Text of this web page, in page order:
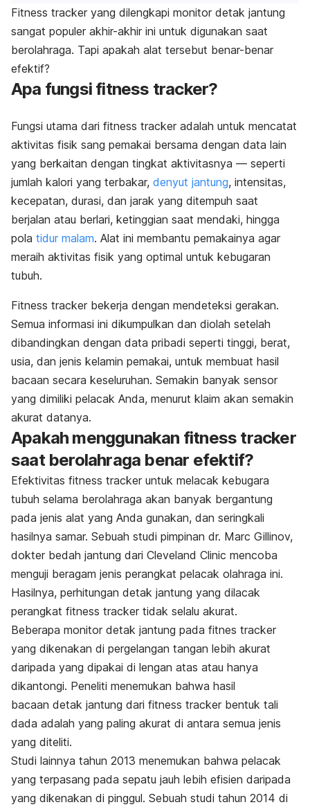
Fitness tracker yang dilengkapi monitor detak jantung
sangat populer akhir-akhir ini untuk digunakan saat
berolahraga. Tapi apakah alat tersebut benar-benar
efektif?
Apa fungsi fitness tracker?
Fungsi utama dari fitness tracker adalah untuk mencatat
aktivitas fisik sang pemakai bersama dengan data lain
yang berkaitan dengan tingkat aktivitasnya — seperti
jumlah kalori yang terbakar, denyut jantung, intensitas,
kecepatan, durasi, dan jarak yang ditempuh saat
berjalan atau berlari, ketinggian saat mendaki, hingga
pola tidur malam. Alat ini membantu pemakainya agar
meraih aktivitas fisik yang optimal untuk kebugaran
tubuh.
Fitness tracker bekerja dengan mendeteksi gerakan.
Semua informasi ini dikumpulkan dan diolah setelah
dibandingkan dengan data pribadi seperti tinggi, berat,
usia, dan jenis kelamin pemakai, untuk membuat hasil
bacaan secara keseluruhan. Semakin banyak sensor
yang dimiliki pelacak Anda, menurut klaim akan semakin
akurat datanya.
Apakah menggunakan fitness tracker
saat berolahraga benar efektif?
Efektivitas fitness tracker untuk melacak kebugara
tubuh selama berolahraga akan banyak bergantung
pada jenis alat yang Anda gunakan, dan seringkali
hasilnya samar. Sebuah studi pimpinan dr. Marc Gillinov,
dokter bedah jantung dari Cleveland Clinic mencoba
menguji beragam jenis perangkat pelacak olahraga ini.
Hasilnya, perhitungan detak jantung yang dilacak
perangkat fitness tracker tidak selalu akurat.
Beberapa monitor detak jantung pada fitnes tracker
yang dikenakan di pergelangan tangan lebih akurat
daripada yang dipakai di lengan atas atau hanya
dikantongi. Peneliti menemukan bahwa hasil
bacaan detak jantung dari fitness tracker bentuk tali
dada adalah yang paling akurat di antara semua jenis
yang diteliti.
Studi lainnya tahun 2013 menemukan bahwa pelacak
yang terpasang pada sepatu jauh lebih efisien daripada
yang dikenakan di pinggul. Sebuah studi tahun 2014 di